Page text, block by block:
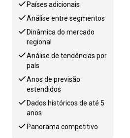
Países adicionais
Análise entre segmentos
Dinâmica do mercado
regional
Análise de tendências por
país
Anos de previsão
estendidos
Dados históricos de até 5
anos
Panorama competitivo